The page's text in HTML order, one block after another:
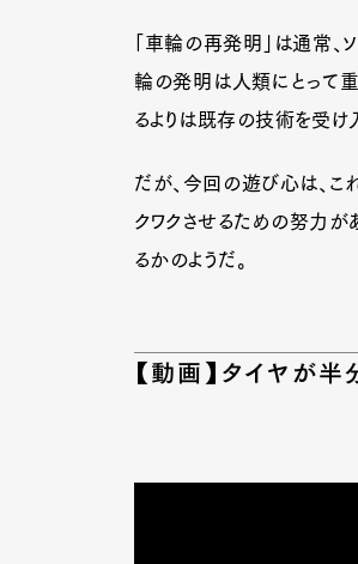
「車輪の再発明」は通常
輪の発明は人類にとって
るよりは既存の技術を受け
だが、今回の遊び心は、こ
クワクさせるための努力が
るかのようだ。
【動画】タイヤが